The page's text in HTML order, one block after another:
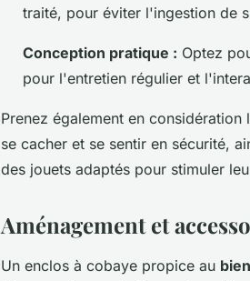
traité, pour éviter l'ingestion de
Conception pratique : Optez
pour l'entretien régulier et
Prenez également en
se cacher et se sentir en sécurité,
des jouets adaptés pour stimuler
Aménagement et
Un enclos à cobaye propice au